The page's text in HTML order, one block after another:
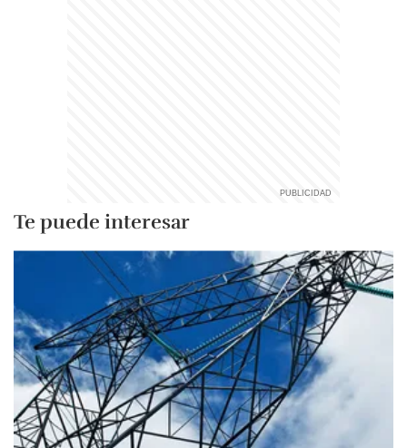
Te puede interesar